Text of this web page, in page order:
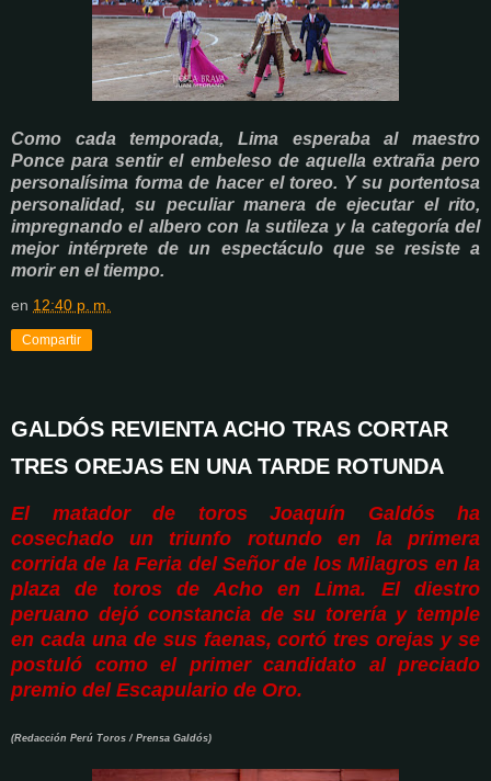
Como cada temporada, Lima esperaba al maestro
Ponce para sentir el embeleso de aquella extraña pero
personalísima forma de hacer el toreo. Y su portentosa
personalidad, su peculiar manera de ejecutar el rito,
impregnando el albero con la sutileza y la categoría del
mejor intérprete de un espectáculo que se resiste a
morir en el tiempo.
en 12:40 p. m.
Compartir
GALDÓS REVIENTA ACHO TRAS CORTAR
TRES OREJAS EN UNA TARDE ROTUNDA
El matador de toros Joaquín Galdós ha
cosechado un triunfo rotundo en la primera
corrida de la Feria del Señor de los Milagros en la
plaza de toros de Acho en Lima. El diestro
peruano dejó constancia de su torería y temple
en cada una de sus faenas, cortó tres orejas y se
postuló como el primer candidato al preciado
premio del Escapulario de Oro.
(Redacción Perú Toros / Prensa Galdós)